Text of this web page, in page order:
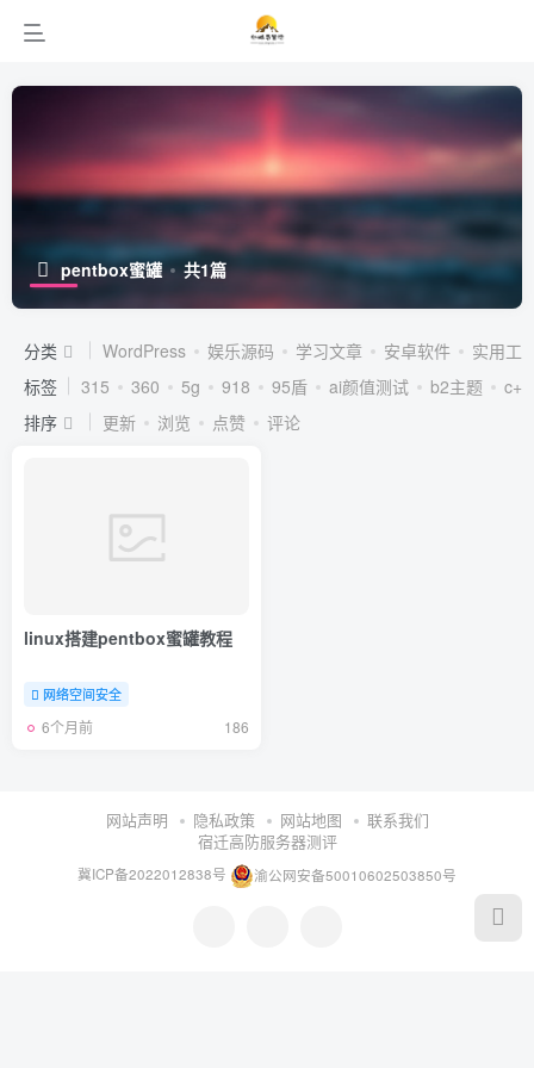
pentbox蜜罐 共1篇
分类 WordPress 娱乐源码 学习文章 安卓软件
实用工
标签
315 360 5g 918 95盾 ai颜值测试 b2主题
c++
排序
更新 浏览 点赞 评论
linux搭建pentbox蜜罐教程
网络空间安全
6个月前 186
网站声明 隐私政策 网站地图
联系我们
宿迁高防服务器测评
冀ICP备2022012838号 渝公网安备50010602503850号